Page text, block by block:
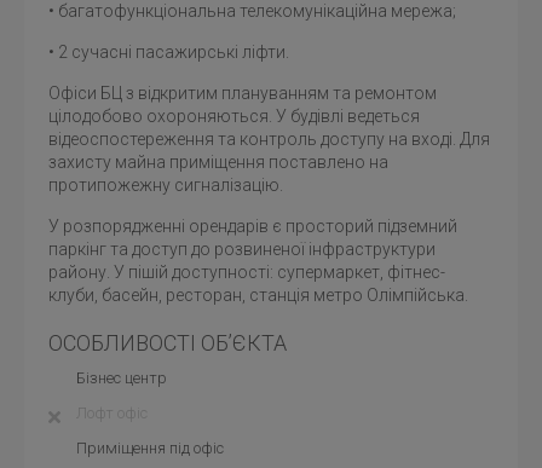
• багатофункціональна телекомунікаційна мережа;
• 2 сучасні пасажирські ліфти.
Офіси БЦ з відкритим плануванням та ремонтом
цілодобово охороняються. У будівлі ведеться
відеоспостереження та контроль доступу на вході. Для
захисту майна приміщення поставлено на
протипожежну сигналізацію.
У розпорядженні орендарів є просторий підземний
паркінг та доступ до розвиненої інфраструктури
району. У пішій доступності: супермаркет, фітнес-
клуби, басейн, ресторан, станція метро Олімпійська.
ОСОБЛИВОСТІ ОБ’ЄКТА
Бізнес центр
Лофт офіс
Приміщення під офіс